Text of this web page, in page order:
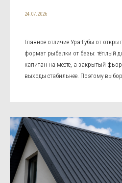
24.07.2026
Главное отличие Ура-Губы от
формат рыбалки от базы: тёплый
капитан на месте, а закрытый
выходы стабильнее. Поэтому выбор